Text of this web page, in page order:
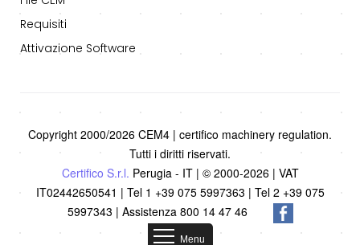
Requisiti
Attivazione Software
Copyright 2000/2026 CEM4 | certifico machinery regulation.
Tutti i diritti riservati.
Certifico S.r.l. Perugia - IT | © 2000-2026 | VAT
IT02442650541 | Tel 1 +39 075 5997363 | Tel 2 +39 075
5997343 | Assistenza 800 14 47 46
Menu